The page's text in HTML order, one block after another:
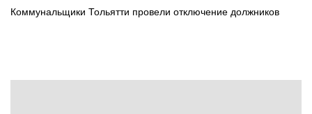
Коммунальщики Тольятти провели отключение должников